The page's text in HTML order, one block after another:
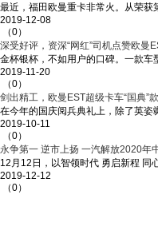
最近，福田欧曼重卡非常火。从荣
2019-12-08
（0）
深受好评，资深“网红”司机点赞欧曼
金杯银杯，不如用户的口碑。一款
2019-11-20
（0）
剑出精工，欧曼EST超级卡车“国典”
在今年的国庆阅兵典礼上，除了英
2019-10-11
（0）
永争第一 逆市上扬 一汽解放2020年
12月12日，以智领时代 勇启新程 同
2019-12-12
（0）